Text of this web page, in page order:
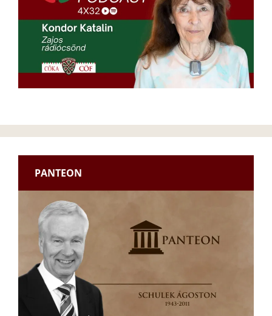
PANTEON